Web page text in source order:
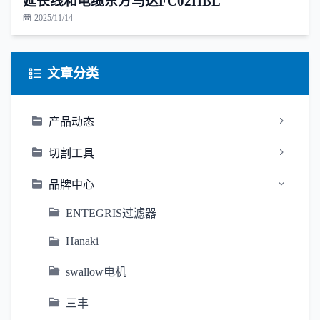
2025/11/14
文章分类
产品动态
切割工具
品牌中心
ENTEGRIS过滤器
Hanaki
swallow电机
三丰